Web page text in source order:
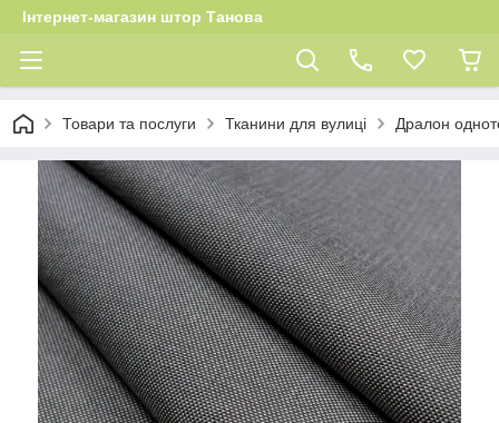
Інтернет-магазин штор Танова
Товари та послуги Тканини для вулиці Дралон